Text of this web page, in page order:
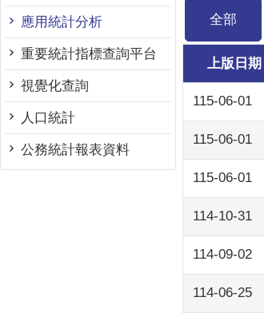
應用統計分析
重要統計指標查詢平台
視覺化查詢
人口統計
公務統計報表資料
全部
上版日期
115-06-01
115-06-01
115-06-01
114-10-31
114-09-02
114-06-25